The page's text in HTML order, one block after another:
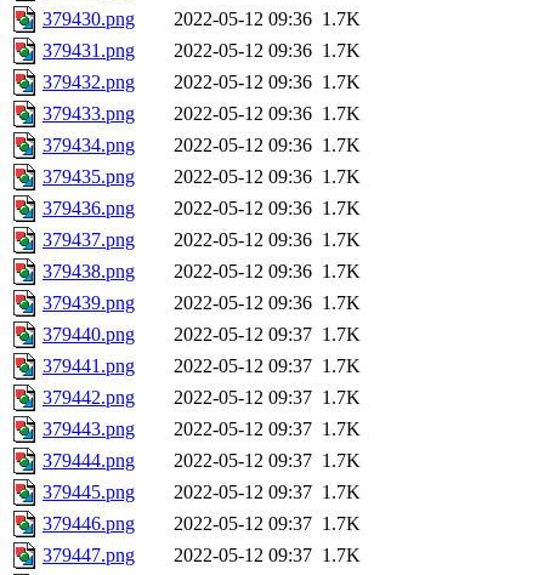
379430.png
2022-05-12 09:36 1.7K
379431.png
2022-05-12 09:36 1.7K
379432.png
2022-05-12 09:36 1.7K
379433.png
2022-05-12 09:36 1.7K
379434.png
2022-05-12 09:36 1.7K
379435.png
2022-05-12 09:36 1.7K
379436.png
2022-05-12 09:36 1.7K
379437.png
2022-05-12 09:36 1.7K
379438.png
2022-05-12 09:36 1.7K
379439.png
2022-05-12 09:36 1.7K
379440.png
2022-05-12 09:37 1.7K
379441.png
2022-05-12 09:37 1.7K
379442.png
2022-05-12 09:37 1.7K
379443.png
2022-05-12 09:37 1.7K
379444.png
2022-05-12 09:37 1.7K
379445.png
2022-05-12 09:37 1.7K
379446.png
2022-05-12 09:37 1.7K
379447.png
2022-05-12 09:37 1.7K